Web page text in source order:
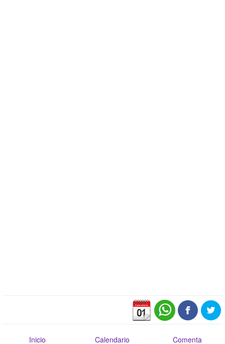
Inicio Calendario Comenta